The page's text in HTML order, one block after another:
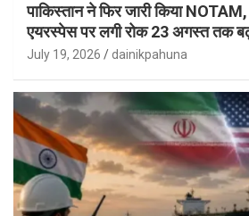
पाकिस्तान ने फिर जारी किया NOTAM,
एयरस्पेस पर लगी रोक 23 अगस्त तक
July 19, 2026 dainikpahuna